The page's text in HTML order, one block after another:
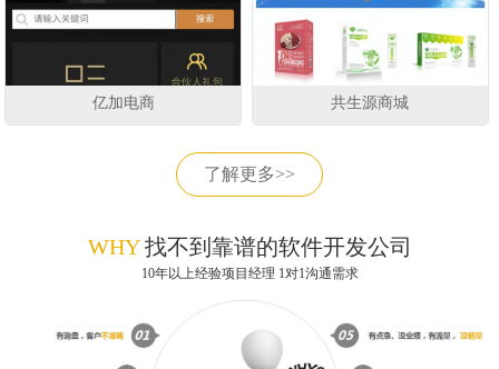
亿加电商 共生源商城
了解更多>>
WHY找不到靠谱的软件开发公司
10年以上经验项目经理 1对1沟通需求